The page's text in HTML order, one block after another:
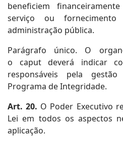
beneficiem
serviço ou
administração pública.
Parágrafo único. O
o caput deverá indicar
responsáveis pela
Programa de Integridade.
Art. 20. O Poder Executivo
Lei em todos os aspectos
aplicação.